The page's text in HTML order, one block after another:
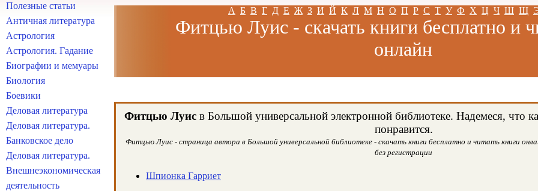
А Б В Г Д Е Ж З И Й К Л М Н О П Р С Т У Ф Х Ц Ч Ш Щ
Фитцью Луис - скачать книги бесплатно и
онлайн
Фитцью Луис в Большой универсальной электронной библиотеке. Надемеся, что
понравится.
Фитцью Луис - страница автора в Большой универсальной библиотеке - скачать книги бесплатно и читать книги
без регистрации
Шпионка Гарриет
Полезные статьи
Античная литература
Астрология
Астрология. Гадание
Биографии и мемуары
Биология
Боевики
Деловая литература
Деловая литература.
Банковское дело
Деловая литература.
Внешнеэкономическая
деятельность